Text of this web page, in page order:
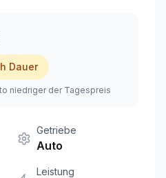
584-279
Dauer
niedriger der Tagespreis
Getriebe
Auto
Leistung